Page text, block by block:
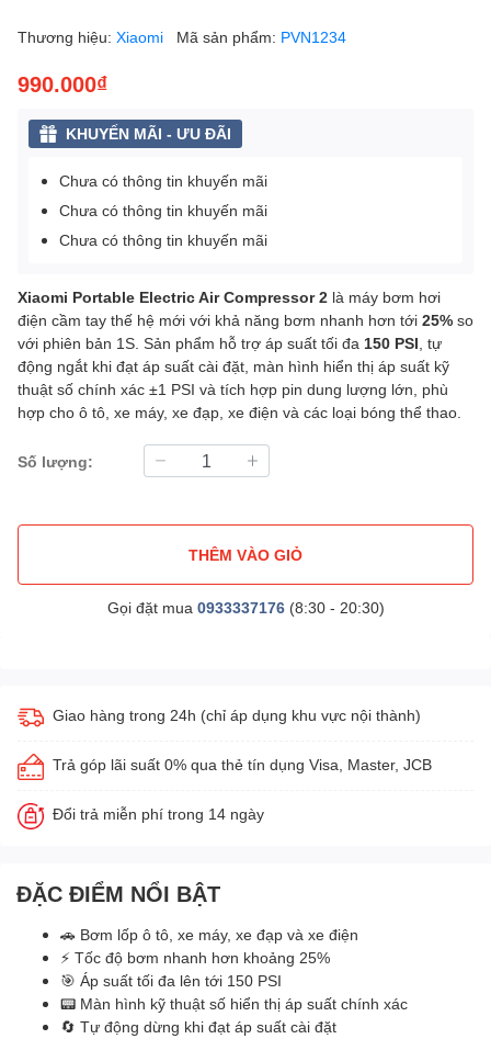
Thương hiệu: Xiaomi Mã sản phẩm: PVN1234
990.000₫
KHUYẾN MÃI - ƯU ĐÃI
Chưa có thông tin khuyến mãi
Chưa có thông tin khuyến mãi
Chưa có thông tin khuyến mãi
Xiaomi Portable Electric Air Compressor 2 là máy bơm hơi
điện cầm tay thế hệ mới với khả năng bơm nhanh hơn tới 25% so
với phiên bản 1S. Sản phẩm hỗ trợ áp suất tối đa 150 PSI , tự
động ngắt khi đạt áp suất cài đặt, màn hình hiển thị áp suất kỹ
thuật số chính xác ±1 PSI và tích hợp pin dung lượng lớn, phù
hợp cho ô tô, xe máy, xe đạp, xe điện và các loại bóng thể thao.
Số lượng:
THÊM VÀO GIỎ
Gọi đặt mua 0933337176(8:30 - 20:30)
Giao hàng trong 24h (chỉ áp dụng khu vực nội thành)
Trả góp lãi suất 0% qua thẻ tín dụng Visa, Master, JCB
Đổi trả miễn phí trong 14 ngày
ĐẶC ĐIỂM NỔI BẬT
🚗 Bơm lốp ô tô, xe máy, xe đạp và xe điện
⚡ Tốc độ bơm nhanh hơn khoảng 25%
🎯 Áp suất tối đa lên tới 150 PSI
📟 Màn hình kỹ thuật số hiển thị áp suất chính xác
🔄 Tự động dừng khi đạt áp suất cài đặt